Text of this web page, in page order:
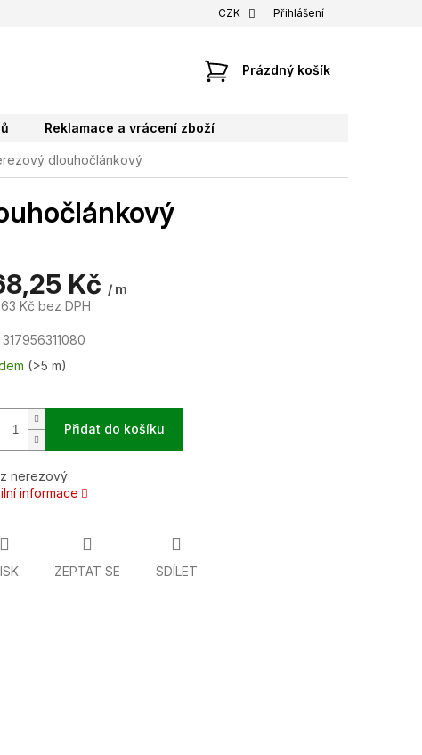
CZK Přihlášení
NÁKUPNÍ
Prázdný košík
Reklamace a vrácení zboží
dlouhočlánkový
Kč / m
Kč bez DPH
317956311080
(>5 m)
Přidat do košíku
nerezový
informace
ZEPTAT SE SDÍLET